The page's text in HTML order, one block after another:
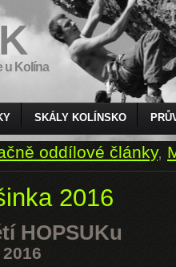
u Kolína
SKÁLY KOLÍNSKO
oddílové články,
2016
HOPSUKu